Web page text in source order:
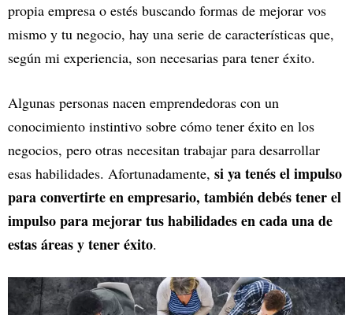
propia empresa o estés buscando formas de mejorar vos
mismo y tu negocio, hay una serie de características que,
según mi experiencia, son necesarias para tener éxito.
Algunas personas nacen emprendedoras con un
conocimiento instintivo sobre cómo tener éxito en los
negocios, pero otras necesitan trabajar para desarrollar
esas habilidades. Afortunadamente, si ya tenés el impulso
para convertirte en empresario, también debés tener el
impulso para mejorar tus habilidades en cada una de
estas áreas y tener éxito.